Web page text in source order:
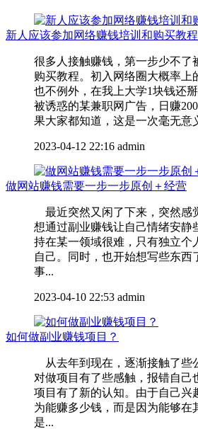
新人应该参加网络赚钱培训和购买教程
很多人接触赚钱，第一步少不了
购买教程。初入网络圈大概率上
也不例外，在我上大学1块钱还
被诱惑的某兼职网广告，日赚
果大家都知道，这是一次毫无意
2023-04-12 22:16 admin
做网站赚钱需要一步一步原创＋经营
最近突然又闲了下来，突然感
想通过副业赚钱让自己情绪安静
持在某一领域很难，只有独立个
自己。同时，也开始想写些东西
事...
2023-04-10 22:53 admin
如何做副业赚钱项目？
从去年到现在，逐渐接触了些
对做项目有了些感触，报错自己
项目有了新的认知。由于自己兴
为能赚多少钱，而是因为能够在
是...